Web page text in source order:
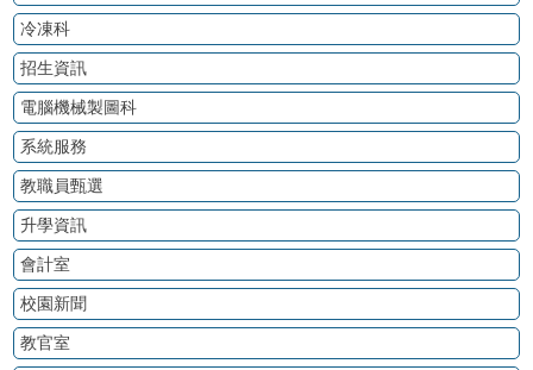
冷凍科
招生資訊
電腦機械製圖科
系統服務
教職員甄選
升學資訊
會計室
校園新聞
教官室